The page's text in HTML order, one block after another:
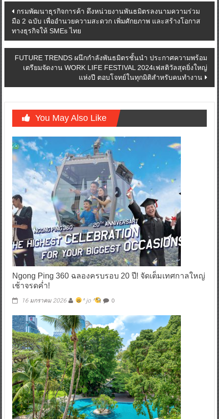
Post
navigation
กรมพัฒนาธุรกิจการค้า ดึงหน่วยงานพันธมิตรลงนามความร่วม
มือ 2 ฉบับ เพื่ออำนวยความสะดวก เพิ่มศักยภาพ และสร้างโอกาส
ทางธุรกิจให้ SMEs ไทย
FUTURE TRENDS ผนึกกำลังพันธมิตรชั้นนำ ประกาศความพร้อม
เตรียมจัดงาน WORK LIFE FESTIVAL 2024เฟสติวัลสุดยิ่งใหญ่
แห่งปี ตอบโจทย์ในทุกมิติสำหรับคนทำงาน
You May Also Like
Ngong Ping 360 ฉลองครบรอบ 20 ปี! จัดเต็มเทศกาลใหญ่
เช้าจรดค่ำ!
16 มกราคม 2026 ^ jo ^ 0